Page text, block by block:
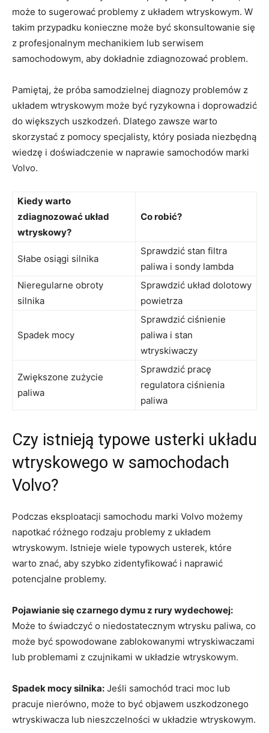
może to ⁣sugerować problemy z układem wtryskowym. W
takim ⁢przypadku‌ konieczne może ⁢być skonsultowanie ‌się
z profesjonalnym mechanikiem⁢ lub⁢ serwisem⁤
samochodowym, aby dokładnie zdiagnozować problem.
Pamiętaj, ⁢że próba samodzielnej diagnozy problemów z
układem wtryskowym może być ryzykowna i doprowadzić
do większych uszkodzeń. Dlatego zawsze warto
skorzystać z pomocy‌ specjalisty, który posiada niezbędną
wiedzę i doświadczenie w naprawie⁤ samochodów marki
Volvo.
Kiedy warto
zdiagnozować układ
wtryskowy?
Co robić?
Słabe osiągi silnika
Sprawdzić stan filtra
paliwa i sondy lambda
Nieregularne obroty
silnika
Sprawdzić⁣ układ dolotowy
powietrza
Spadek⁢ mocy
Sprawdzić⁢ ciśnienie
paliwa ⁤i stan ​
wtryskiwaczy
Zwiększone zużycie
paliwa
Sprawdzić pracę
regulatora ciśnienia
paliwa
Czy istnieją typowe usterki ⁢układu
wtryskowego‍ w samochodach
Volvo?
Podczas ‌eksploatacji samochodu marki Volvo ⁣możemy
napotkać różnego rodzaju problemy z ‍układem
wtryskowym. ⁢Istnieje wiele typowych usterek, które
⁢warto znać, aby szybko zidentyfikować ⁢i⁢ naprawić
potencjalne problemy.
Pojawianie się czarnego dymu ‍z ‌rury wydechowej:
Może to świadczyć o niedostatecznym wtrysku paliwa, co
może być spowodowane zablokowanymi wtryskiwaczami
lub⁢ problemami z czujnikami w układzie wtryskowym.
Spadek mocy silnika: Jeśli samochód traci ‌moc lub
pracuje nierówno, może to być ⁤objawem uszkodzonego
wtryskiwacza lub nieszczelności w ⁢układzie ⁣wtryskowym.